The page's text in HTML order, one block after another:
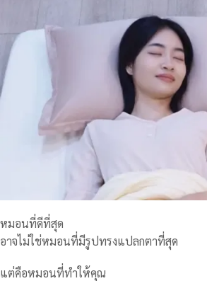
หมอนที่ดีที่สุด
อาจไม่ใช่หมอนที่มีรูปทรงแปลกตาที่สุด
แต่คือหมอนที่ทำให้คุณ